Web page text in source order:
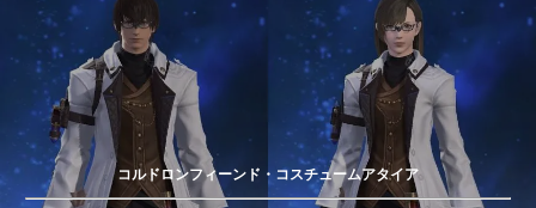
コルドロンフィーンド・コスチュームアタイア